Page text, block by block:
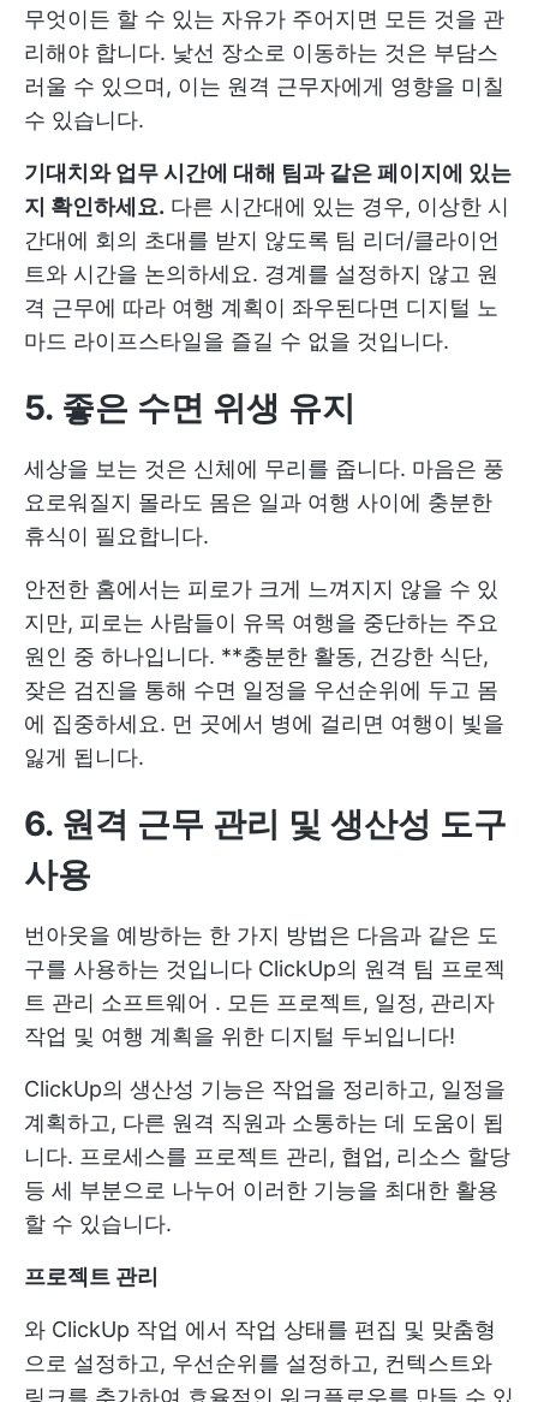
무엇이든 할 수 있는 자유가 주어지면 모든 것을 관
리해야 합니다. 낯선 장소로 이동하는 것은 부담스
러울 수 있으며, 이는 원격 근무자에게 영향을 미칠
수 있습니다.
기대치와 업무 시간에 대해 팀과 같은 페이지에 있는
지 확인하세요. 다른 시간대에 있는 경우, 이상한 시
간대에 회의 초대를 받지 않도록 팀 리더/클라이언
트와 시간을 논의하세요. 경계를 설정하지 않고 원
격 근무에 따라 여행 계획이 좌우된다면 디지털 노
마드 라이프스타일을 즐길 수 없을 것입니다.
5. 좋은 수면 위생 유지
세상을 보는 것은 신체에 무리를 줍니다. 마음은 풍
요로워질지 몰라도 몸은 일과 여행 사이에 충분한
휴식이 필요합니다.
안전한 홈에서는 피로가 크게 느껴지지 않을 수 있
지만, 피로는 사람들이 유목 여행을 중단하는 주요
원인 중 하나입니다. **충분한 활동, 건강한 식단,
잦은 검진을 통해 수면 일정을 우선순위에 두고 몸
에 집중하세요. 먼 곳에서 병에 걸리면 여행이 빛을
잃게 됩니다.
6. 원격 근무 관리 및 생산성 도구
사용
번아웃을 예방하는 한 가지 방법은 다음과 같은 도
구를 사용하는 것입니다 ClickUp의 원격 팀 프로젝
트 관리 소프트웨어 . 모든 프로젝트, 일정, 관리자
작업 및 여행 계획을 위한 디지털 두뇌입니다!
ClickUp의 생산성 기능은 작업을 정리하고, 일정을
계획하고, 다른 원격 직원과 소통하는 데 도움이 됩
니다. 프로세스를 프로젝트 관리, 협업, 리소스 할당
등 세 부분으로 나누어 이러한 기능을 최대한 활용
할 수 있습니다.
프로젝트 관리
와 ClickUp 작업 에서 작업 상태를 편집 및 맞춤형
으로 설정하고, 우선순위를 설정하고, 컨텍스트와
링크를 추가하여 효율적인 워크플로우를 만들 수 있